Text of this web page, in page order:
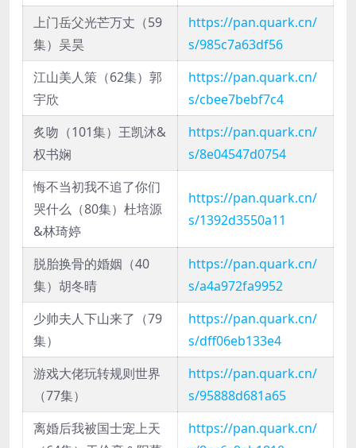
上门岳父光芒万丈（59
集）吴昊
https://pan.quark.cn/
s/985c7a63df56
江山美人策（62集）郭
宇欣
https://pan.quark.cn/
s/cbee7bebf7c4
炙吻（101集）王凯沐&
权书娴
https://pan.quark.cn/
s/8e04547d0754
悔不当初我不追了你们
哭什么（80集）杜培源
&林琦婷
https://pan.quark.cn/
s/1392d3550a11
脱胎换骨的婚姻（40
集）胡冬晴
https://pan.quark.cn/
s/a4a972fa9952
少帅夫人下山来了（79
集）
https://pan.quark.cn/
s/dff06eb133e4
游戏大佬玩转规则世界
（77集）
https://pan.quark.cn/
s/95888d681a65
离婚后我被国士宠上天
https://pan.quark.cn/